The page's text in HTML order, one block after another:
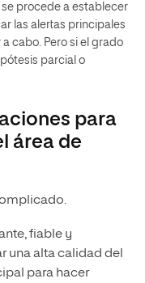
procede a establecer
las alertas principales
cabo. Pero si el grado
parcial o
para
área de
fiable y
una alta calidad del
para hacer